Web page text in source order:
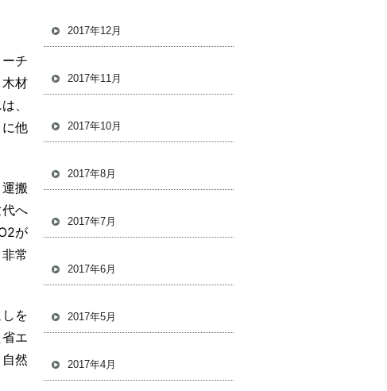
チ
材
、
他
搬
へ
が
常
を
エ
然
2017年12月
2017年11月
2017年10月
2017年8月
2017年7月
2017年6月
2017年5月
2017年4月